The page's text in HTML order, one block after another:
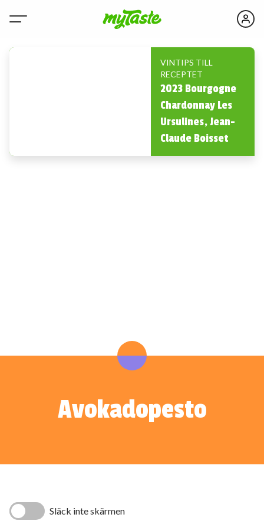
VINTIPS TILL
RECEPTET
2023 Bourgogne
Chardonnay Les
Ursulines, Jean-
Claude Boisset
Avokadopesto
Släck inte skärmen